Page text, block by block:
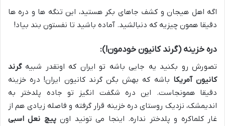
اگه اهل هیجان و کشف جاهای بکر هستید، این تنگه ها و دره ها
دقیقا همون چیزیه که دنبالشید. آماده باشید تا نفستون بند بیاد!
دره خزینه (گرند کانیون خودمون!):
تصورش رو بکنید یه جایی باشه تو ایران که اونقدر شبیهگرند
کانیون آمریکا باشه که بهش بگن گرند کانیون ایران! دره خزینه
دقیقا همونجاست. این دره شگفت انگیز تو جاده پلدختر به
اندیمشک، نزدیک روستای دره خزینه قرار گرفته و فاصله زیادی هم از
غار کلماکره و پلدختر نداره. اینجا می تونید اونپیچ نعل اسبی